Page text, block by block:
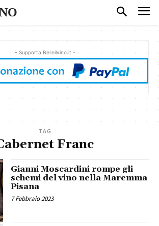
- Supporta Bereilvino.it -
TAG
Franc
Gianni Moscardini rompe gli
schemi del vino nella Maremma
Pisana
7 Febbraio 2023